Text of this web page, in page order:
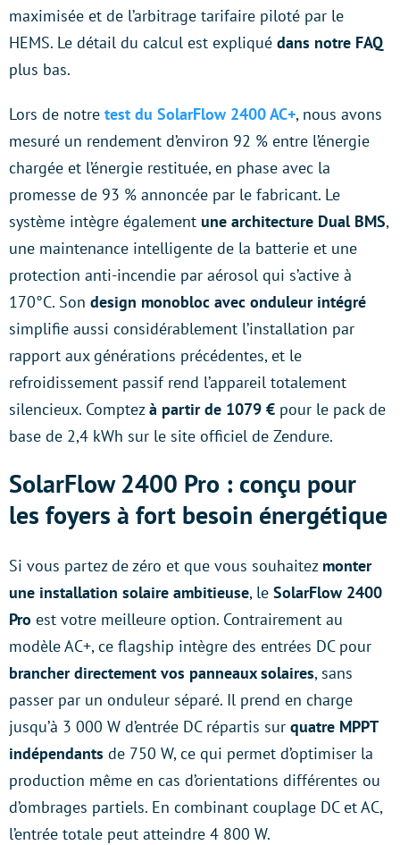
maximisée et de l’arbitrage tarifaire piloté par le
HEMS. Le détail du calcul est expliqué dans notre FAQ
plus bas.
Lors de notre test du SolarFlow 2400 AC+, nous avons
mesuré un rendement d’environ 92 % entre l’énergie
chargée et l’énergie restituée, en phase avec la
promesse de 93 % annoncée par le fabricant. Le
système intègre également une architecture Dual BMS,
une maintenance intelligente de la batterie et une
protection anti-incendie par aérosol qui s’active à
170°C. Son design monobloc avec onduleur intégré
simplifie aussi considérablement l’installation par
rapport aux générations précédentes, et le
refroidissement passif rend l’appareil totalement
silencieux. Comptezà partir de 1079 € pour le pack de
base de 2,4 kWh sur le site officiel de Zendure.
SolarFlow 2400 Pro : conçu pour
les foyers à fort besoin énergétique
Si vous partez de zéro et que vous souhaitez monter
une installation solaire ambitieuse, le SolarFlow 2400
Pro est votre meilleure option. Contrairement au
modèle AC+, ce flagship intègre des entrées DC pour
brancher directement vos panneaux solaires, sans
passer par un onduleur séparé. Il prend en charge
jusqu’à 3 000 W d’entrée DC répartis sur quatre MPPT
indépendants de 750 W, ce qui permet d’optimiser la
production même en cas d’orientations différentes ou
d’ombrages partiels. En combinant couplage DC et AC,
l’entrée totale peut atteindre 4 800 W.